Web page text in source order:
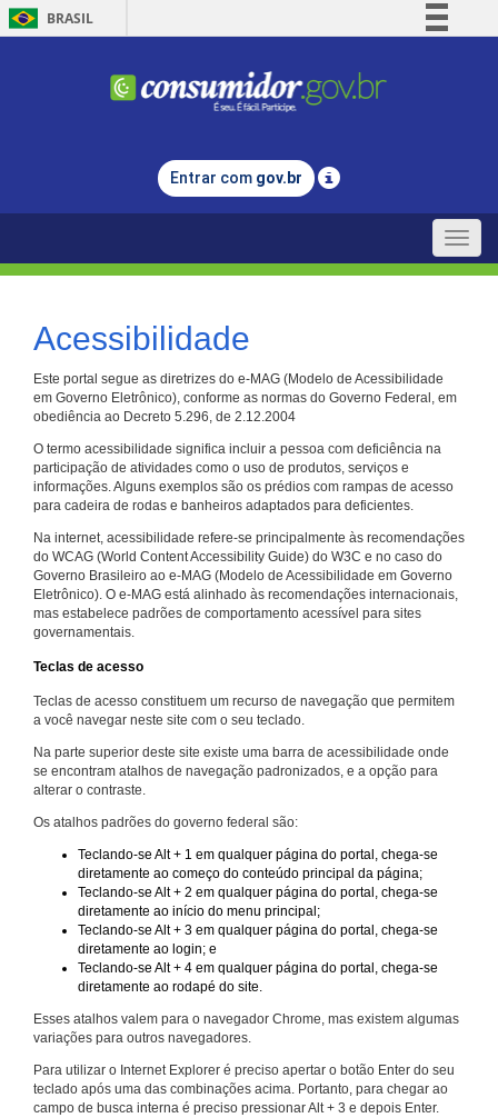
BRASIL
Comunica BR
Legislação
Entrar com gov.br
Toggle
Acessibilidade
Este portal segue as diretrizes do e-MAG (Modelo de Acessibilidade
em Governo Eletrônico), conforme as normas do Governo Federal, em
obediência ao Decreto 5.296, de 2.12.2004
O termo acessibilidade significa incluir a pessoa com deficiência na
participação de atividades como o uso de produtos, serviços e
informações. Alguns exemplos são os prédios com rampas de acesso
para cadeira de rodas e banheiros adaptados para deficientes.
Na internet, acessibilidade refere-se principalmente às recomendações
do WCAG (World Content Accessibility Guide) do W3C e no caso do
Governo Brasileiro ao e-MAG (Modelo de Acessibilidade em Governo
Eletrônico). O e-MAG está alinhado às recomendações internacionais,
mas estabelece padrões de comportamento acessível para sites
governamentais.
Teclas de acesso
Teclas de acesso constituem um recurso de navegação que permitem
a você navegar neste site com o seu teclado.
Na parte superior deste site existe uma barra de acessibilidade onde
se encontram atalhos de navegação padronizados, e a opção para
alterar o contraste.
Os atalhos padrões do governo federal são:
Teclando-se Alt + 1 em qualquer página do portal, chega-se
diretamente ao começo do conteúdo principal da página;
Teclando-se Alt + 2 em qualquer página do portal, chega-se
diretamente ao início do menu principal;
Teclando-se Alt + 3 em qualquer página do portal, chega-se
diretamente ao login; e
Teclando-se Alt + 4 em qualquer página do portal, chega-se
diretamente ao rodapé do site.
Esses atalhos valem para o navegador Chrome, mas existem algumas
variações para outros navegadores.
Para utilizar o Internet Explorer é preciso apertar o botão Enter do seu
teclado após uma das combinações acima. Portanto, para chegar ao
campo de busca interna é preciso pressionar Alt + 3 e depois Enter.